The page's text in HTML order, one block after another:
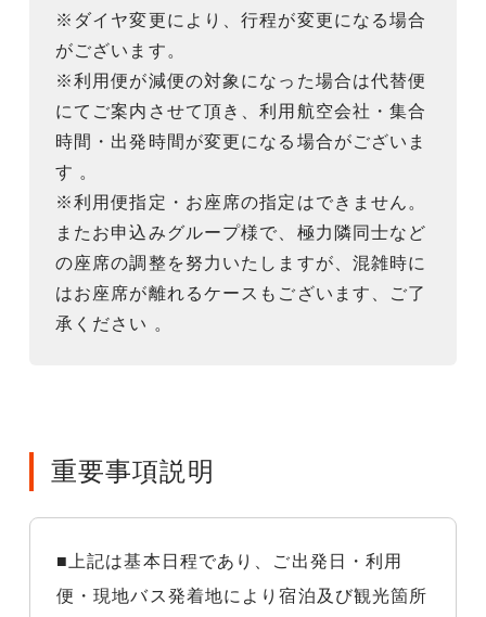
※ダイヤ変更により、行程が変更になる場合
がございます。
※利用便が減便の対象になった場合は代替便
にてご案内させて頂き、利用航空会社・集合
時間・出発時間が変更になる場合がございま
す 。
※利用便指定・お座席の指定はできません。
またお申込みグループ様で、極力隣同士など
の座席の調整を努力いたしますが、混雑時に
はお座席が離れるケースもございます、ご了
承ください 。
重要事項説明
■上記は基本日程であり、ご出発日・利用
便・現地バス発着地により宿泊及び観光箇所